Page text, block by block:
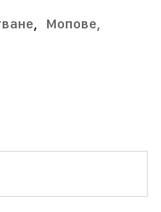
,
Мопове,